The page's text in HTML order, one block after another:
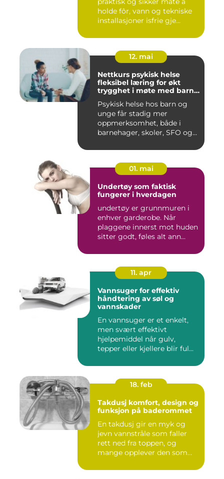
holde fôr, vann og tekniske
installasjoner isfrie gje...
12. mai
Nettkurs psykisk helse
fleksibel læring for økt
trygghet i møte med barn
Psykisk helse hos barn og
unge får stadig mer
oppmerksomhet, både i
barnehager, skoler, SFO og
01. mai
Undertøy som faktisk
fungerer i hverdagen
undertøy er grunnmuren i
enhver garderobe. Når
plaggene innerst mot huden
sitter godt, føles alt ann...
11. apr
Vannsuger for effektiv
håndtering av søl og
vannskader
En vannsuger er et enkelt,
men svært effektivt
hjelpemiddel når gulv,
tepper eller kjellere blir ful...
18. feb
Takdusj komfort, design og
funksjon på baderommet
En takdusj gir en myk og
jevn vannstråle som faller
rett ned fra toppen, og
mange opplever den som